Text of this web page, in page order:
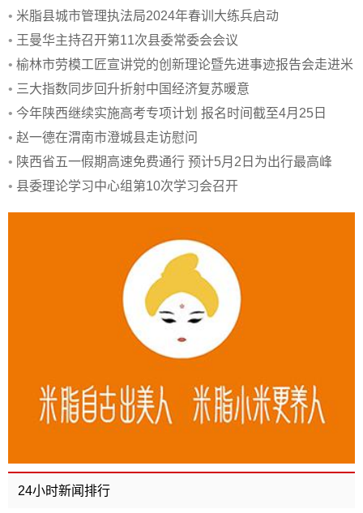
• 米脂县城市管理执法局2024年春训大练兵启动
• 王曼华主持召开第11次县委常委会会议
• 榆林市劳模工匠宣讲党的创新理论暨先进事迹报告会走进米
脂
• 三大指数同步回升折射中国经济复苏暖意
• 今年陕西继续实施高考专项计划 报名时间截至4月25日
• 赵一德在渭南市澄城县走访慰问
• 陕西省五一假期高速免费通行 预计5月2日为出行最高峰
• 县委理论学习中心组第10次学习会召开
24小时新闻排行